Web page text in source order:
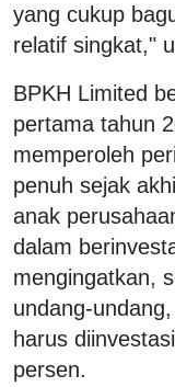
yang cukup
relatif singkat,"
BPKH Limited
pertama tahun
memperoleh
penuh sejak
anak
dalam
mengingatkan,
undang-
harus
persen.